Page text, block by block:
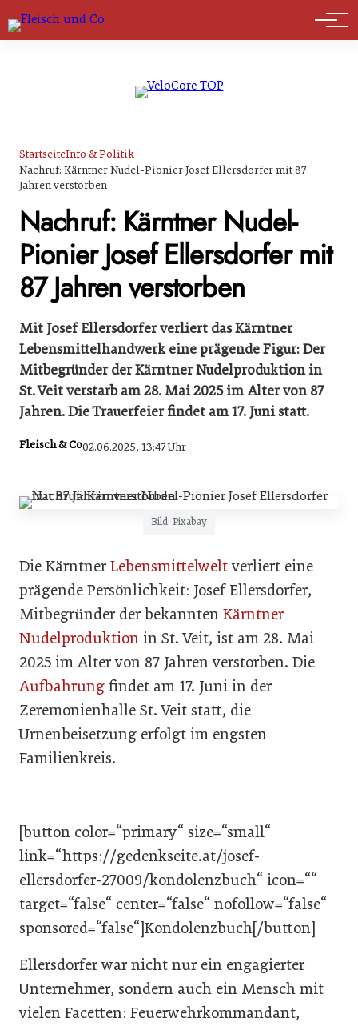
Marktführer
StartseiteInfo & Politik
Nachruf: Kärntner Nudel-Pionier Josef Ellersdorfer mit 87
Jahren verstorben
Nachruf: Kärntner Nudel-
Pionier Josef Ellersdorfer mit
87 Jahren verstorben
Mit Josef Ellersdorfer verliert das Kärntner
Lebensmittelhandwerk eine prägende Figur: Der
Mitbegründer der Kärntner Nudelproduktion in
St. Veit verstarb am 28. Mai 2025 im Alter von 87
Jahren. Die Trauerfeier findet am 17. Juni statt.
Fleisch & Co02.06.2025, 13:47 Uhr
Bild: Pixabay
Die Kärntner Lebensmittelweltverliert eine
prägende Persönlichkeit: Josef Ellersdorfer,
Mitbegründer der bekannten Kärntner
Nudelproduktion in St. Veit, ist am 28. Mai
2025 im Alter von 87 Jahren verstorben. Die
Aufbahrung findet am 17. Juni in der
Zeremonienhalle St. Veit statt, die
Urnenbeisetzung erfolgt im engsten
Familienkreis.
[button color=“primary“ size=“small“
link=“https://gedenkseite.at/josef-
ellersdorfer-27009/kondolenzbuch“ icon=““
target=“false“ center=“false“ nofollow=“false“
sponsored=“false“]Kondolenzbuch[/button]
Ellersdorfer war nicht nur ein engagierter
Unternehmer, sondern auch ein Mensch mit
vielen Facetten: Feuerwehrkommandant,